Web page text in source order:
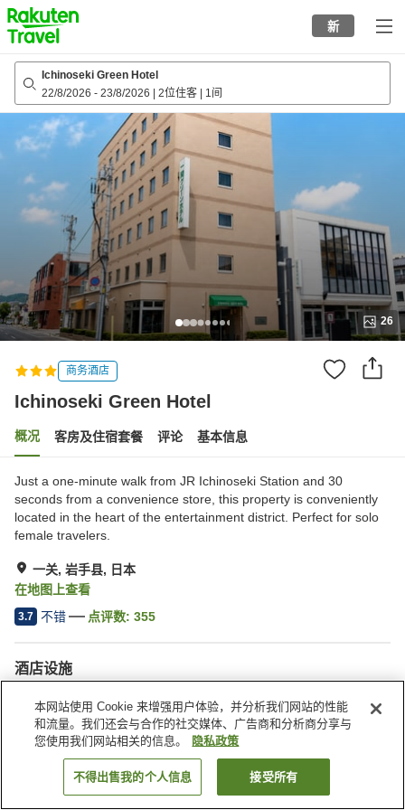
to
top
page
新
Ichinoseki Green Hotel
22/8/2026 - 23/8/2026 2位住客 1间
26
商务酒店
Ichinoseki Green Hotel
概况 客房及住宿套餐 评论 基本信息
Just a one-minute walk from JR Ichinoseki Station and 30
seconds from a convenience store, this property is conveniently
located in the heart of the entertainment district. Perfect for solo
female travelers.
一关, 岩手县, 日本
在地图上查看
3.7 不错 点评数: 355
酒店设施
付费洗衣房
快递服务
日本 岩手县 一关 Ichinoseki Green Hotel
搜索客房
本网站使用 Cookie 来增强用户体验，并分析我们网站的性能
和流量。我们还会与合作的社交媒体、广告商和分析商分享与
您使用我们网站相关的信息。
隐私政策
不得出售我的个人信息 接受所有